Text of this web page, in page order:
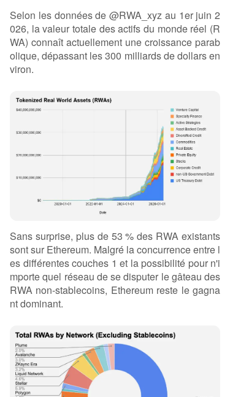
Selon les données de @RWA_xyz au 1er juin 2
026, la valeur totale des actifs du monde réel (R
WA) connaît actuellement une croissance parab
olique, dépassant les 300 milliards de dollars en
viron.
Sans surprise, plus de 53 % des RWA existants
sont sur Ethereum. Malgré la concurrence entre l
es différentes couches 1 et la possibilité pour n'i
mporte quel réseau de se disputer le gâteau des
RWA non-stablecoins, Ethereum reste le gagna
nt dominant.